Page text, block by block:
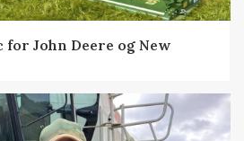
John Deere og New